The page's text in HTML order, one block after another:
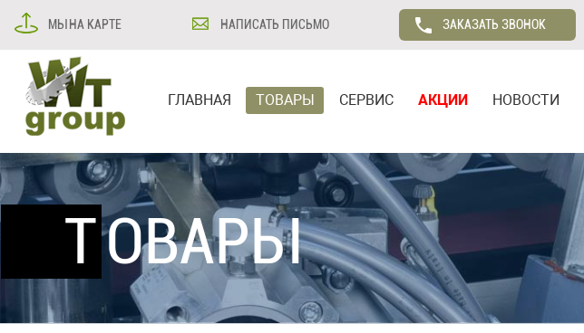
МЫ НА КАРТЕ НАПИСАТЬ ПИСЬМО ЗАКАЗАТЬ ЗВОНОК
ГЛАВНАЯ ТОВАРЫ СЕРВИС АКЦИИ НОВОСТИ
ТОВАРЫ